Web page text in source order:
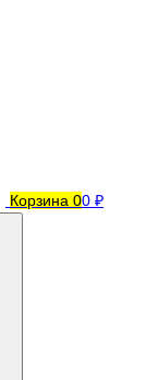
Корзина 00 ₽